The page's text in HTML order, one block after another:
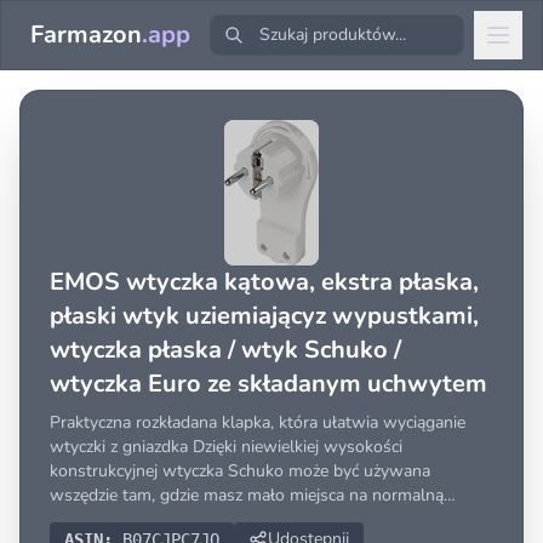
Farmazon.app
EMOS wtyczka kątowa, ekstra płaska,
płaski wtyk uziemiającyz wypustkami,
wtyczka płaska / wtyk Schuko /
wtyczka Euro ze składanym uchwytem
Praktyczna rozkładana klapka, która ułatwia wyciąganie
wtyczki z gniazdka Dzięki niewielkiej wysokości
konstrukcyjnej wtyczka Schuko może być używana
wszędzie tam, gdzie masz mało miejsca na normalną
wtyczkę: za komodą, telewizorem, szafą, stolikiem nocnym,